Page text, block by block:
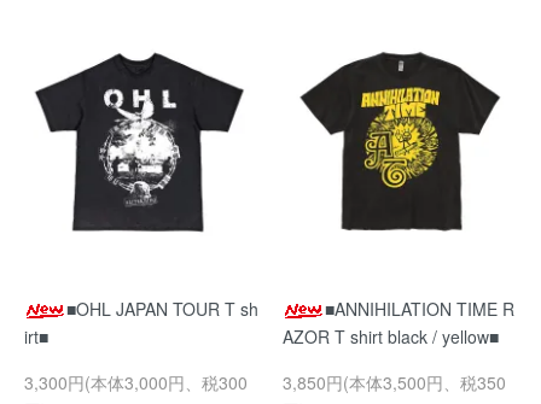
■OHL JAPAN TOUR T sh
irt■
3,300円(本体3,000円、税300
■ANNIHILATION TIME R
AZOR T shirt black / yellow■
3,850円(本体3,500円、税350